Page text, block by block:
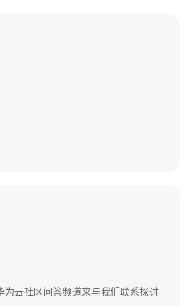
云社区问答频道来与我们联系探讨